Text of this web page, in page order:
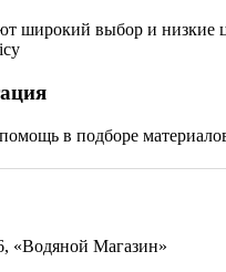
широкий выбор и низкие
в подборе
«Водяной Магазин»